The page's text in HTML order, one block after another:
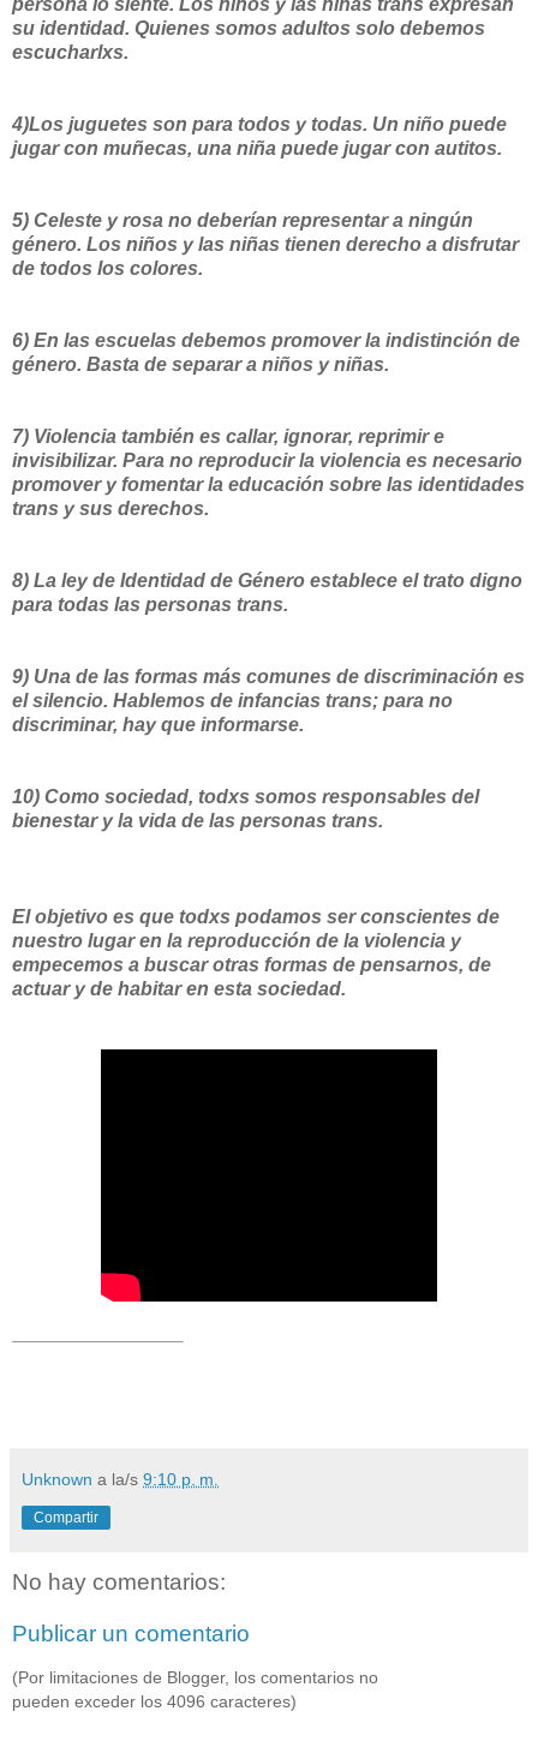
su identidad. Quienes somos adultos solo debemos
escucharlxs.
4)Los juguetes son para todos y todas. Un niño puede
jugar con muñecas, una niña puede jugar con autitos.
5) Celeste y rosa no deberían representar a ningún
género. Los niños y las niñas tienen derecho a disfrutar
de todos los colores.
6) En las escuelas debemos promover la indistinción de
género. Basta de separar a niños y niñas.
7) Violencia también es callar, ignorar, reprimir e
invisibilizar. Para no reproducir la violencia es necesario
promover y fomentar la educación sobre las identidades
trans y sus derechos.
8) La ley de Identidad de Género establece el trato digno
para todas las personas trans.
9) Una de las formas más comunes de discriminación es
el silencio. Hablemos de infancias trans; para no
discriminar, hay que informarse.
10) Como sociedad, todxs somos responsables del
bienestar y la vida de las personas trans.
El objetivo es que todxs podamos ser conscientes de
nuestro lugar en la reproducción de la violencia y
empecemos a buscar otras formas de pensarnos, de
actuar y de habitar en esta sociedad.
Unknown a la/s 9:10 p. m.
Compartir
No hay comentarios:
Publicar un comentario
(Por limitaciones de Blogger, los comentarios no
pueden exceder los 4096 caracteres)